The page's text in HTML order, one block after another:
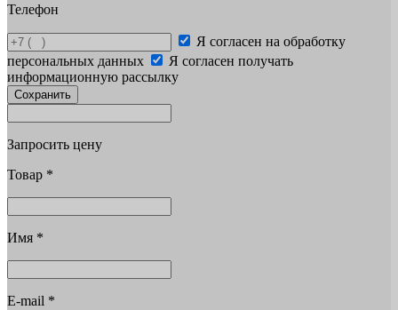
Телефон
Я согласен на обработку
персональных данных
Я согласен получать
информационную рассылку
Сохранить
Запросить цену
Товар *
Имя *
E-mail *